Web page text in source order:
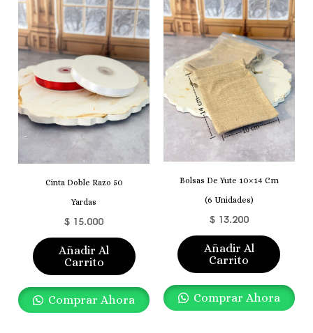
Cinta Doble Razo 50
Yardas
$ 15.000
Añadir Al
Carrito
Comprar Ahora
Bolsas De Yute 10×14 Cm
(6 Unidades)
$13.200
Añadir Al
Carrito
Comprar Ahora